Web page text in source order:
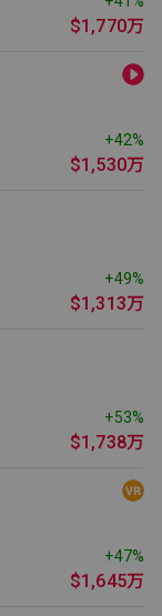
$1,770万
+42%
$1,530万
+49%
$1,313万
+53%
$1,738万
+47%
$1,645万